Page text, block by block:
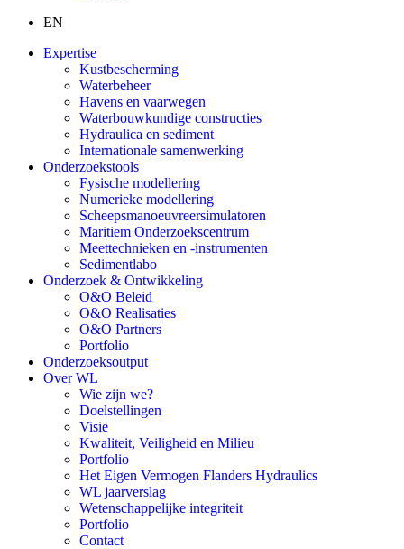
EN
Expertise
Kustbescherming
Waterbeheer
Havens en vaarwegen
Waterbouwkundige constructies
Hydraulica en sediment
Internationale samenwerking
Onderzoekstools
Fysische modellering
Numerieke modellering
Scheepsmanoeuvreersimulatoren
Maritiem Onderzoekscentrum
Meettechnieken en -instrumenten
Sedimentlabo
Onderzoek & Ontwikkeling
O&O Beleid
O&O Realisaties
O&O Partners
Portfolio
Onderzoeksoutput
Over WL
Wie zijn we?
Doelstellingen
Visie
Kwaliteit, Veiligheid en Milieu
Portfolio
Het Eigen Vermogen Flanders Hydraulics
WL jaarverslag
Wetenschappelijke integriteit
Portfolio
Contact